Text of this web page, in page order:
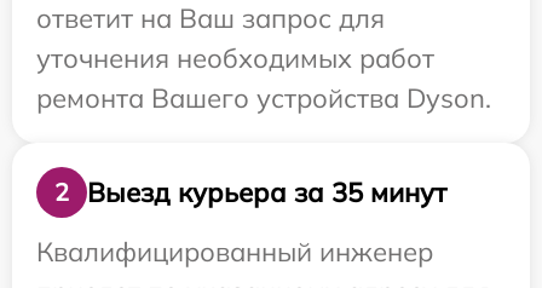
ответит на Ваш запрос для
уточнения необходимых работ
ремонта Вашего устройства Dyson.
2
Выезд курьера за 35 минут
Квалифицированный инженер